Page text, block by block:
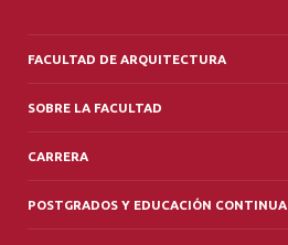
FACULTAD DE ARQUITECTURA
SOBRE LA FACULTAD
CARRERA
POSTGRADOS Y EDUCACIÓN CONTINUA